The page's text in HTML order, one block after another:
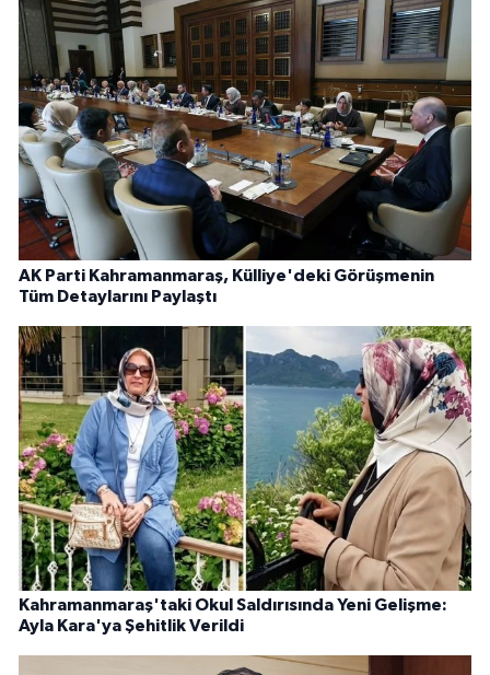
AK Parti Kahramanmaraş, Külliye'deki Görüşmenin
Tüm Detaylarını Paylaştı
Kahramanmaraş'taki Okul Saldırısında Yeni Gelişme:
Ayla Kara'ya Şehitlik Verildi